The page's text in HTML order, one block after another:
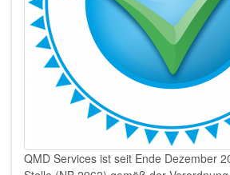
QMD Services ist seit Ende Dezember